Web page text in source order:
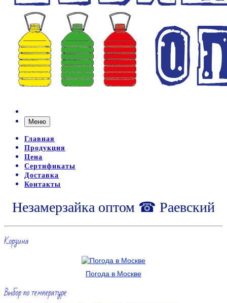
Меню
Главная
Продукция
Цена
Сертификаты
Доставка
Контакты
Незамерзайка оптом ☎ Раевский
Корзина
Погода в Москве
Выбор по температуре